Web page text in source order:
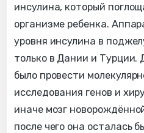
инсулина, который
организме ребенка.
уровня инсулина в
только в Дании и Турции.
было провести
исследования генов и
иначе мозг
после чего она осталась